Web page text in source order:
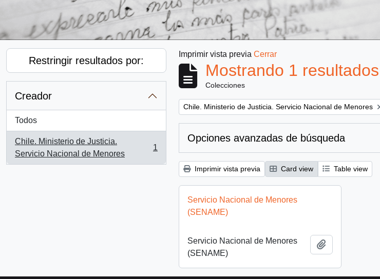
Restringir resultados por:
Creador
Todos
Chile. Ministerio de Justicia.
Servicio Nacional de Menores
, 1 resultados
1
Imprimir vista previa Cerrar
Mostrando 1 resultados
Colecciones
Remove filter:
Chile. Ministerio de Justicia. Servicio Nacional de Menores
Opciones avanzadas de búsqueda
Imprimir vista previa Card view Table view
Servicio Nacional de Menores
(SENAME)
Servicio Nacional de Menores
(SENAME)